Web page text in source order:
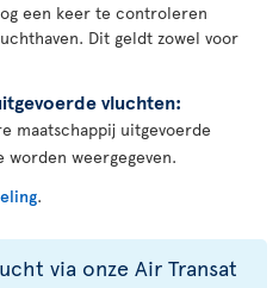
een keer te controleren
Dit geldt zowel voor
vluchten:
maatschappij uitgevoerde
weergegeven.
.
via onze Air Transat